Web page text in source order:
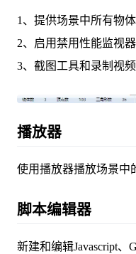
1、提供场景中所有物
2、启用禁用性能监视
3、截图工具和录制视频
播放器
使用播放器播放场景中
脚本编辑器
新建和编辑Javascript、